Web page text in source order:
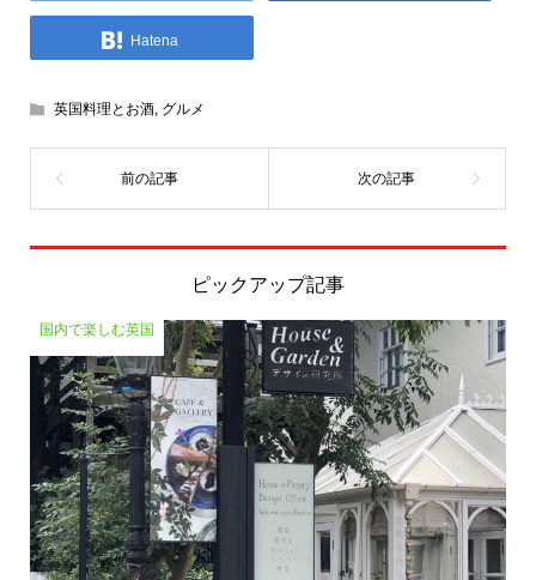
Hatena
英国料理とお酒, グルメ
ピックアップ記事
国内で楽しむ英国